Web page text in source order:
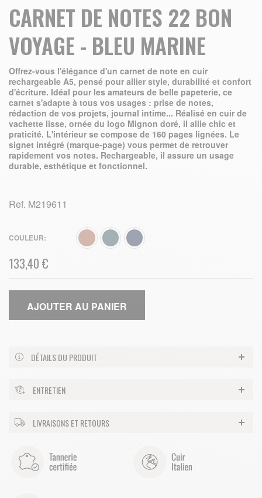
CARNET DE NOTES 22 BON
VOYAGE - BLEU MARINE
Offrez-vous l'élégance d'un carnet de note en cuir
rechargeable A5, pensé pour allier style, durabilité et confort
d'écriture. Idéal pour les amateurs de belle papeterie, ce
carnet s'adapte à tous vos usages : prise de notes,
rédaction de vos projets, journal intime... Réalisé en cuir de
vachette lisse, ornée du logo Mignon doré, il allie chic et
praticité. L'intérieur se compose de 160 pages lignées. Le
signet intégré (marque-page) vous permet de retrouver
rapidement vos notes. Rechargeable, il assure un usage
durable, esthétique et fonctionnel.
Ref. M219611
COULEUR
133,40 €
AJOUTER AU PANIER
DÉTAILS DU PRODUIT
ENTRETIEN
LIVRAISONS ET RETOURS